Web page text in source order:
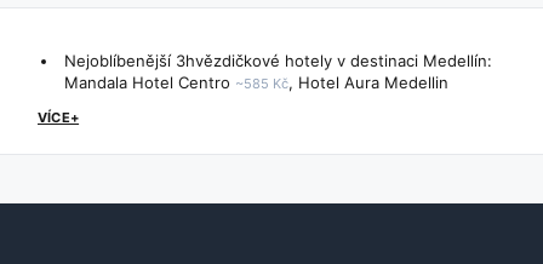
Nejoblíbenější 3hvězdičkové hotely v destinaci Medellín:
Mandala Hotel Centro ~585 Kč, Hotel Aura Medellin
VÍCE+